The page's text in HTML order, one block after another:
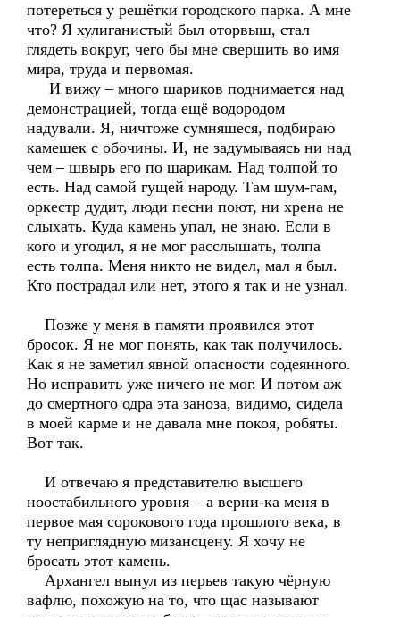
потереться у решётки городского парка. А мне
что? Я хулиганистый был оторвыш, стал
глядеть вокруг, чего бы мне свершить во имя
мира, труда и первомая.
И вижу – много шариков поднимается над
демонстрацией, тогда ещё водородом
надували. Я, ничтоже сумняшеся, подбираю
камешек с обочины. И, не задумываясь ни над
чем – швырь его по шарикам. Над толпой то
есть. Над самой гущей народу. Там шум-гам,
оркестр дудит, люди песни поют, ни хрена не
слыхать. Куда камень упал, не знаю. Если в
кого и угодил, я не мог расслышать, толпа
есть толпа. Меня никто не видел, мал я был.
Кто пострадал или нет, этого я так и не узнал.
Позже у меня в памяти проявился этот
бросок. Я не мог понять, как так получилось.
Как я не заметил явной опасности содеянного.
Но исправить уже ничего не мог. И потом аж
до смертного одра эта заноза, видимо, сидела
в моей карме и не давала мне покоя, робяты.
Вот так.
И отвечаю я представителю высшего
ноостабильного уровня – а верни-ка меня в
первое мая сорокового года прошлого века, в
ту неприглядную мизансцену. Я хочу не
бросать этот камень.
Архангел вынул из перьев такую чёрную
вафлю, похожую на то, что щас называют